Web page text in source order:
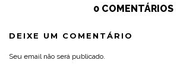
0 COMENTÁRIOS
DEIXE UM COMENTÁRIO
Seu email não será publicado.